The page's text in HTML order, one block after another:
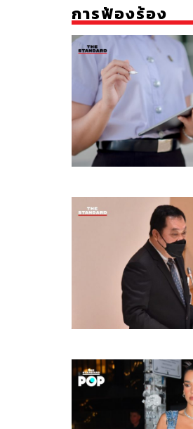
การฟ้องร้อง